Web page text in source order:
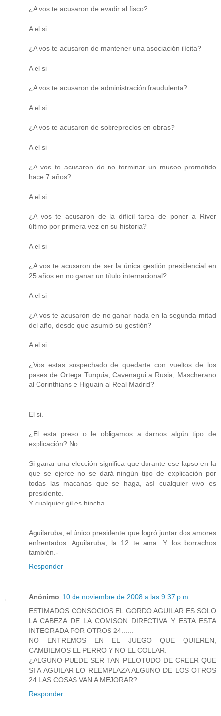
¿A vos te acusaron de evadir al fisco?
A el si
¿A vos te acusaron de mantener una asociación ilícita?
A el si
¿A vos te acusaron de administración fraudulenta?
A el si
¿A vos te acusaron de sobreprecios en obras?
A el si
¿A vos te acusaron de no terminar un museo prometido
hace 7 años?
A el si
¿A vos te acusaron de la difícil tarea de poner a River
último por primera vez en su historia?
A el si
¿A vos te acusaron de ser la única gestión presidencial en
25 años en no ganar un título internacional?
A el si
¿A vos te acusaron de no ganar nada en la segunda mitad
del año, desde que asumió su gestión?
A el si.
¿Vos estas sospechado de quedarte con vueltos de los
pases de Ortega Turquia, Cavenagui a Rusia, Mascherano
al Corinthians e Higuain al Real Madrid?
El si.
¿El esta preso o le obligamos a darnos algún tipo de
explicación? No.
Si ganar una elección significa que durante ese lapso en la
que se ejerce no se dará ningún tipo de explicación por
todas las macanas que se haga, así cualquier vivo es
presidente.
Y cualquier gil es hincha…
Aguilaruba, el único presidente que logró juntar dos amores
enfrentados. Aguilaruba, la 12 te ama. Y los borrachos
también.-
Responder
Anónimo 10 de noviembre de 2008 a las 9:37 p.m.
ESTIMADOS CONSOCIOS EL GORDO AGUILAR ES SOLO
LA CABEZA DE LA COMISON DIRECTIVA Y ESTA ESTA
INTEGRADA POR OTROS 24......
NO ENTREMOS EN EL JUEGO QUE QUIEREN,
CAMBIEMOS EL PERRO Y NO EL COLLAR.
¿ALGUNO PUEDE SER TAN PELOTUDO DE CREER QUE
SI A AGUILAR LO REEMPLAZA ALGUNO DE LOS OTROS
24 LAS COSAS VAN A MEJORAR?
Responder